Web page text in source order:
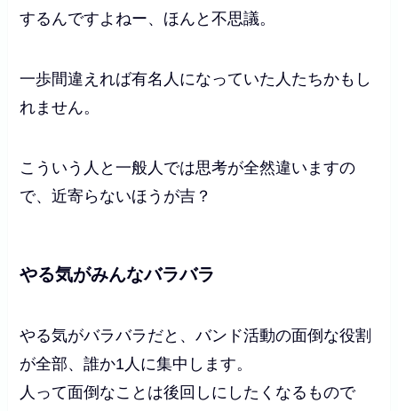
するんですよねー、ほんと不思議。
一歩間違えれば有名人になっていた人たちかもし
れません。
こういう人と一般人では思考が全然違いますの
で、近寄らないほうが吉？
やる気がみんなバラバラ
やる気がバラバラだと、バンド活動の面倒な役割
が全部、誰か1人に集中します。
人って面倒なことは後回しにしたくなるもので